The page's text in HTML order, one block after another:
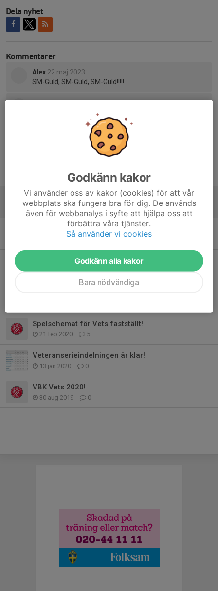
Dela nyhet
Kommentarer
Alex 22 maj 2023
SM-Guld, SM-Guld, SM-Guld!!!!!
Tidigare nyheter
Tre pinnar!
22 maj 2023 2
Bortamatch mot Bele Barkarby FF
21 maj 2023
Summering av tävlingssäsongen 2020...
6 okt 2020 16
Spelschemat för Vets fastställt!
21 feb 2020 5
Veteranserieindelningen är klar!
13 jan 2020 0
VBK Vets 2020!
30 aug 2019 0
Godkänn kakor
Vi använder oss av kakor (cookies) för att vår
webbplats ska fungera bra för dig. De används
även för webbanalys i syfte att hjälpa oss att
förbättra våra tjänster.
Så använder vi cookies
Godkänn alla kakor
Bara nödvändiga